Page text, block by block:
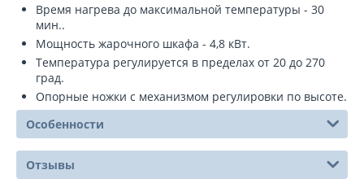
Время нагрева до максимальной температуры - 30
мин..
Мощность жарочного шкафа - 4,8 кВт.
Температура регулируется в пределах от 20 до 270
град.
Опорные ножки с механизмом регулировки по высоте.
Особенности
Отзывы